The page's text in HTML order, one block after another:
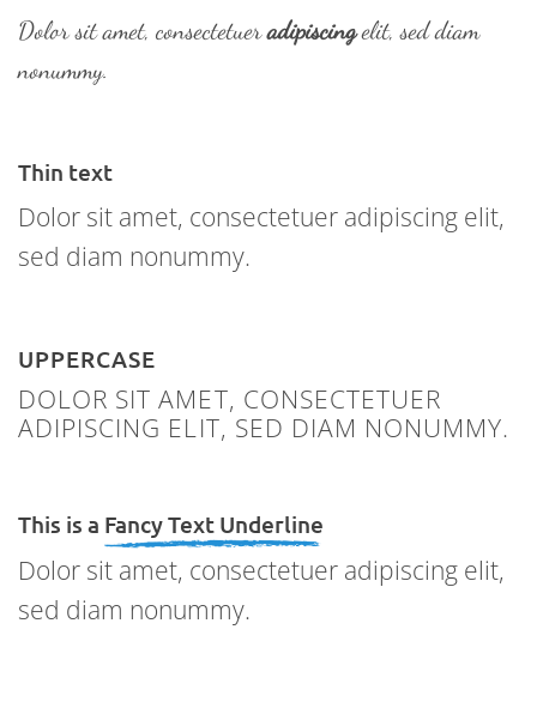
Dolor sit amet, consectetueradipiscingelit, sed diam
nonummy.
Thin text
Dolor sit amet, consectetuer adipiscing elit,
sed diam nonummy.
UPPERCASE
DOLOR SIT AMET, CONSECTETUER
ADIPISCING ELIT, SED DIAM NONUMMY.
This is a Fancy Text Underline
Dolor sit amet, consectetuer adipiscing elit,
sed diam nonummy.